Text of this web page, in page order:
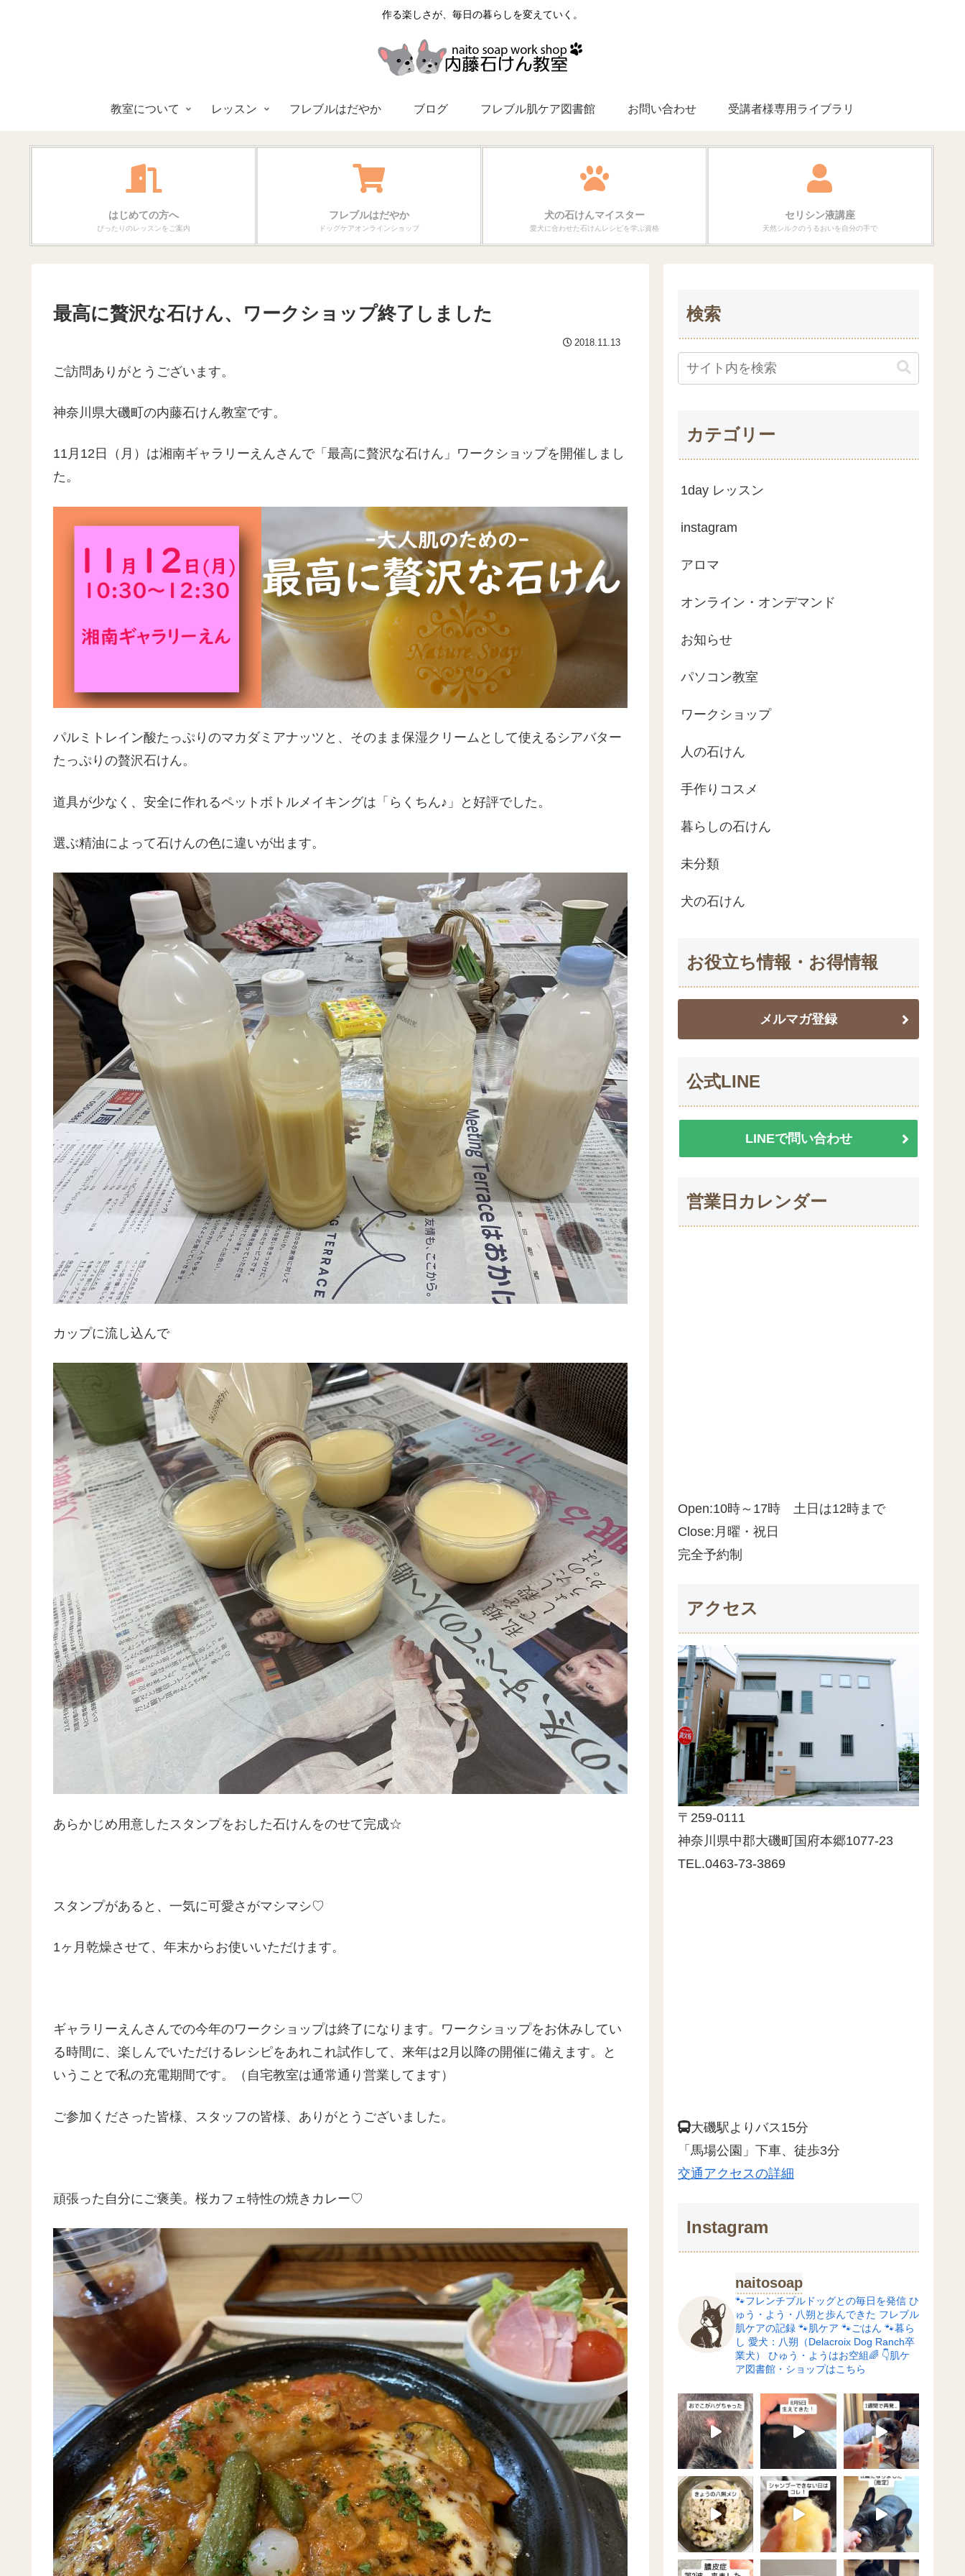
作る楽しさが、毎日の暮らしを変えていく。
教室について レッスン フレブルはだやか ブログ フレブル肌ケア図書館 お問い合わせ 受講者様専用ライブラリ
はじめての方へ
ぴったりのレッスンをご案内
フレブルはだやか
ドッグケアオンラインショップ
犬の石けんマイスター
愛犬に合わせた石けんレシピを学ぶ資格
セリシン液講座
天然シルクのうるおいを自分の手で
最高に贅沢な石けん、ワークショップ終了しました
2018.11.13
ご訪問ありがとうございます。
神奈川県大磯町の内藤石けん教室です。
11月12日（月）は湘南ギャラリーえんさんで「最高に贅沢な石けん」ワークショップを開催しまし
た。
パルミトレイン酸たっぷりのマカダミアナッツと、そのまま保湿クリームとして使えるシアバター
たっぷりの贅沢石けん。
道具が少なく、安全に作れるペットボトルメイキングは「らくちん♪」と好評でした。
選ぶ精油によって石けんの色に違いが出ます。
カップに流し込んで
あらかじめ用意したスタンプをおした石けんをのせて完成☆
スタンプがあると、一気に可愛さがマシマシ♡
1ヶ月乾燥させて、年末からお使いいただけます。
ギャラリーえんさんでの今年のワークショップは終了になります。ワークショップをお休みしてい
る時間に、楽しんでいただけるレシピをあれこれ試作して、来年は2月以降の開催に備えます。と
いうことで私の充電期間です。（自宅教室は通常通り営業してます）
ご参加くださった皆様、スタッフの皆様、ありがとうございました。
頑張った自分にご褒美。桜カフェ特性の焼きカレー♡
検索
カテゴリー
1day レッスン
instagram
アロマ
オンライン・オンデマンド
お知らせ
パソコン教室
ワークショップ
人の石けん
手作りコスメ
暮らしの石けん
未分類
犬の石けん
お役立ち情報・お得情報
メルマガ登録
公式LINE
LINEで問い合わせ
営業日カレンダー
Open:10時～17時 土日は12時まで
Close:月曜・祝日
完全予約制
アクセス
〒259-0111
神奈川県中郡大磯町国府本郷1077-23
TEL.0463-73-3869
大磯駅よりバス15分
「馬場公園」下車、徒歩3分
交通アクセスの詳細
Instagram
naitosoap
🐾フレンチブルドッグとの毎日を発信 ひ
ゅう・よう・八朔と歩んできた フレブル
肌ケアの記録 🐾肌ケア 🐾ごはん 🐾暮ら
し 愛犬：八朔（Delacroix Dog Ranch卒
業犬）
ひゅう・ようはお空組🌈 👇肌ケ
ア図書館・ショップはこちら